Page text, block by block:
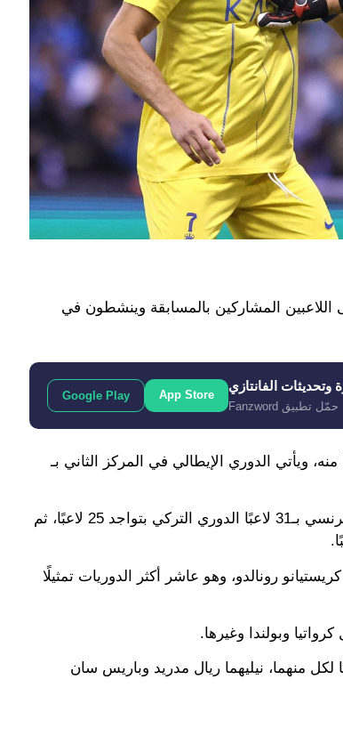
يورو 2024، والفضل في ذلك يعود إلى اللاعبين المشاركين بالمسابقة وينشطون في
وتحديثات الفانتازي
حمّل تطبيق Fanzword
App Store
Google Play
الإنجليزي الممتاز على كونه الأكثر تمثيلًا في يورو 2024 بمشاركة 114 لاعبًا منه، ويأتي الدوري الإيطالي في المركز الثاني بـ
البوندسليجا هي ثالث أكثر الدوريات تمثيلًا بـ 81 لاعبًا، يليها الدوري الإسباني بـ 56 لاعبًا والفرنسي بـ31 لاعبًا الدوري التركي بتواجد 25 لاعبًا، ثم
بعد ذلك، فدوري روشن ممُثل بـ 14 لاعبًا في يورو 2024 وبقيادة كريستيانو رونالدو، وهو عاشر أكثر الدوريات تمثيلًا
وبولندا وغيرها.
سيتي وميلان هما أكثر الأندية التي سيشارك لاعبوها في اليورو بـ 13 لاعبًا لكل منهما، نيليهما ريال مدريد وباريس سان